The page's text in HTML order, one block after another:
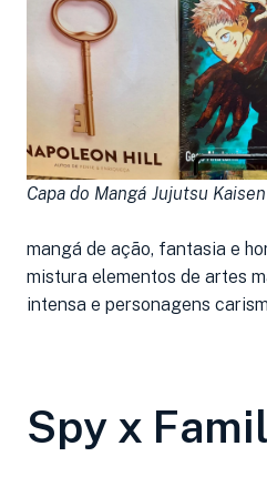
Capa do Mangá Jujutsu Kaisen
mangá de ação, fantasia e
mistura elementos de artes
intensa e personagens
Spy x